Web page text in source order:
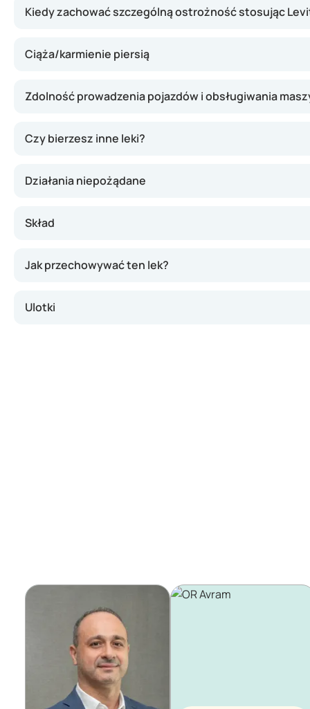
Kiedy zachować szczególną ostrożność stosując
Ciąża/karmienie piersią
Zdolność prowadzenia pojazdów i obsługiwania
Czy bierzesz inne leki?
Działania niepożądane
Skład
Jak przechowywać ten lek?
Ulotki